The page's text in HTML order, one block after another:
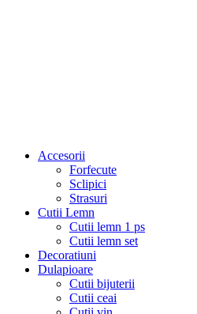
Accesorii
Forfecute
Sclipici
Strasuri
Cutii Lemn
Cutii lemn 1 ps
Cutii lemn set
Decoratiuni
Dulapioare
Cutii bijuterii
Cutii ceai